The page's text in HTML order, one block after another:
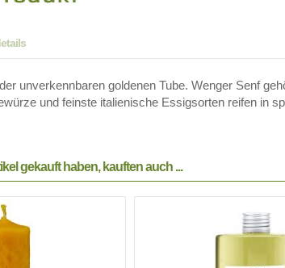
unverkennbaren goldenen Tube. Wenger Senf
und feinste italienische Essigsorten reifen in
gekauft haben, kauften auch ...